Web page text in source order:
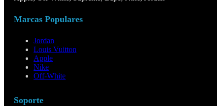
Marcas Populares
Jordan
Louis Vuitton
Apple
Nike
Off-White
Soporte